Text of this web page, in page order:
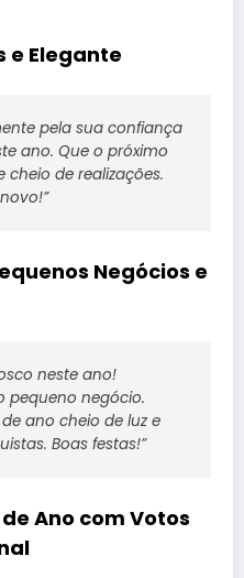
e Elegante
pela sua confiança
ano. Que o próximo
de realizações.
Negócios e
neste ano!
pequeno negócio.
ano cheio de luz e
Boas festas!”
Ano com Votos